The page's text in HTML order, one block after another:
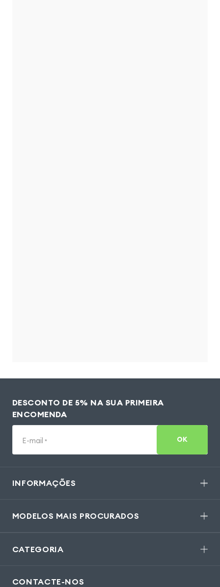
DESCONTO DE 5% NA SUA PRIMEIRA
ENCOMENDA
E-mail * OK
INFORMAÇÕES
MODELOS MAIS PROCURADOS
CATEGORIA
CONTACTE-NOS